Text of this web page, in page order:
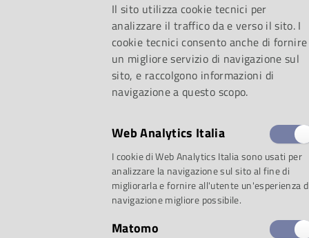
selezione:
Il sito utilizza cookie tecnici per
analizzare il traffico da e verso il sito. I
cookie tecnici consento anche di fornire
un migliore servizio di navigazione sul
sito, e raccolgono informazioni di
navigazione a questo scopo.
Web Analytics Italia
I cookie di Web Analytics Italia sono usati per
analizzare la navigazione sul sito al fine di
migliorarla e fornire all'utente un'esperienza
navigazione migliore possibile.
Matomo